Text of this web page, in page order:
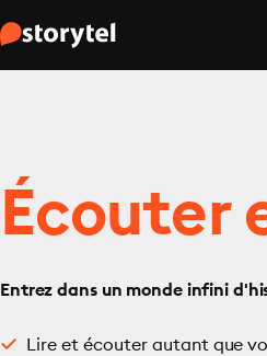
Écouter
Entrez dans un monde infini
Lire et écouter autant que